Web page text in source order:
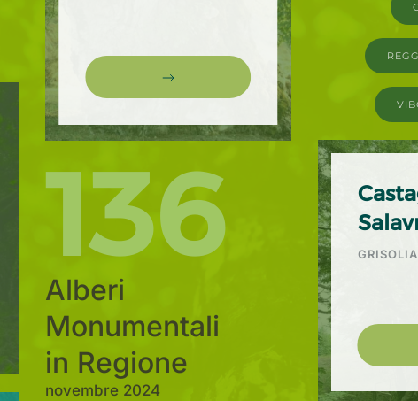
136
Alberi
Monumentali
in Regione
novembre 2024
GRISOLIA